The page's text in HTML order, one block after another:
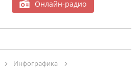
Онлайн-радио
Инфографика